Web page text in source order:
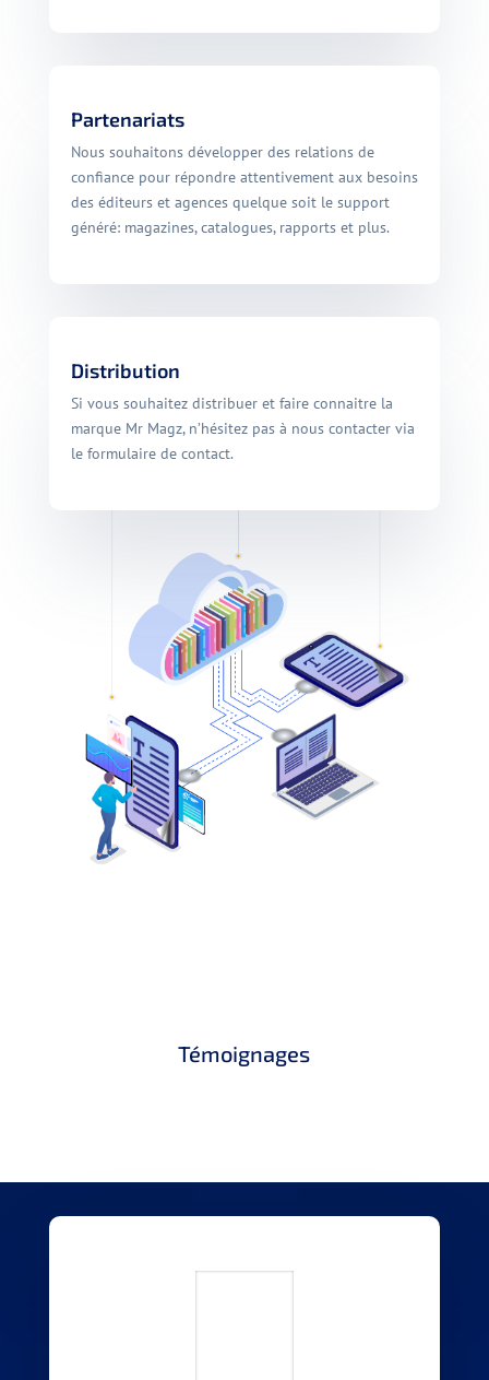
Partenariats
Nous souhaitons développer des relations de
confiance pour répondre attentivement aux besoins
des éditeurs et agences quelque soit le support
généré: magazines, catalogues, rapports et plus.
Distribution
Si vous souhaitez distribuer et faire connaitre la
marque Mr Magz, n’hésitez pas à nous contacter via
le formulaire de contact.
Témoignages